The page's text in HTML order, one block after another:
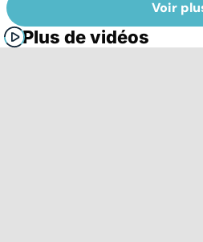
Voir
Plus de vidéos